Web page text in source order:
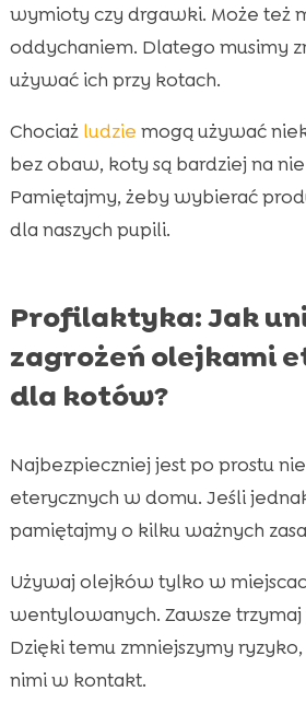
wymioty czy drgawki. Może też
oddychaniem. Dlatego musimy
używać ich przy kotach.
Chociaż ludzie mogą używać
bez obaw, koty są bardziej na
Pamiętajmy, żeby wybierać
dla naszych pupili.
Profilaktyka: Jak
zagrożeń olejkami
dla kotów?
Najbezpieczniej jest po prostu
eterycznych w domu. Jeśli
pamiętajmy o kilku ważnych
Używaj olejków tylko w
wentylowanych. Zawsze trzymaj
Dzięki temu zmniejszymy
nimi w kontakt.